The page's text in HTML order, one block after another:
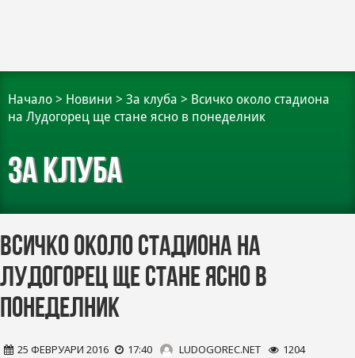
Начало > Новини > За клуба > Всичко около стадиона
на Лудогорец ще стане ясно в понеделник
За клуба
Всичко около стадиона на
Лудогорец ще стане ясно в
понеделник
25 ФЕВРУАРИ 2016 17:40 LUDOGOREC.NET 1204